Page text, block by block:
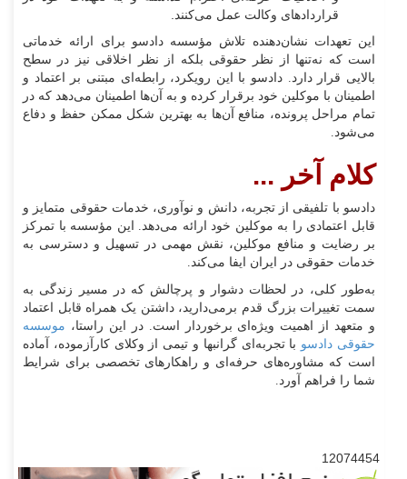
قراردادهای وکالت عمل می‌کنند.
این تعهدات نشان‌دهنده تلاش مؤسسه دادسو برای ارائه خدماتی
است که نه‌تنها از نظر حقوقی بلکه از نظر اخلاقی نیز در سطح
بالایی قرار دارد. دادسو با این رویکرد، رابطه‌ای مبتنی بر اعتماد و
اطمینان با موکلین خود برقرار کرده و به آن‌ها اطمینان می‌دهد که در
تمام مراحل پرونده، منافع آن‌ها به بهترین شکل ممکن حفظ و دفاع
می‌شود.
کلام آخر ...
دادسو با تلفیقی از تجربه، دانش و نوآوری، خدمات حقوقی متمایز و
قابل اعتمادی را به موکلین خود ارائه می‌دهد. این مؤسسه با تمرکز
بر رضایت و منافع موکلین، نقش مهمی در تسهیل و دسترسی به
خدمات حقوقی در ایران ایفا می‌کند.
به‌طور کلی، در لحظات دشوار و پرچالش که در مسیر زندگی به
سمت تغییرات بزرگ قدم برمی‌دارید، داشتن یک همراه قابل اعتماد
و متعهد از اهمیت ویژه‌ای برخوردار است. در این راستا، موسسه
حقوقی دادسو با تجربه‌ای گرانبها و تیمی از وکلای کارآزموده، آماده
است که مشاوره‌های حرفه‌ای و راهکارهای تخصصی برای شرایط
شما را فراهم آورد.
12074454